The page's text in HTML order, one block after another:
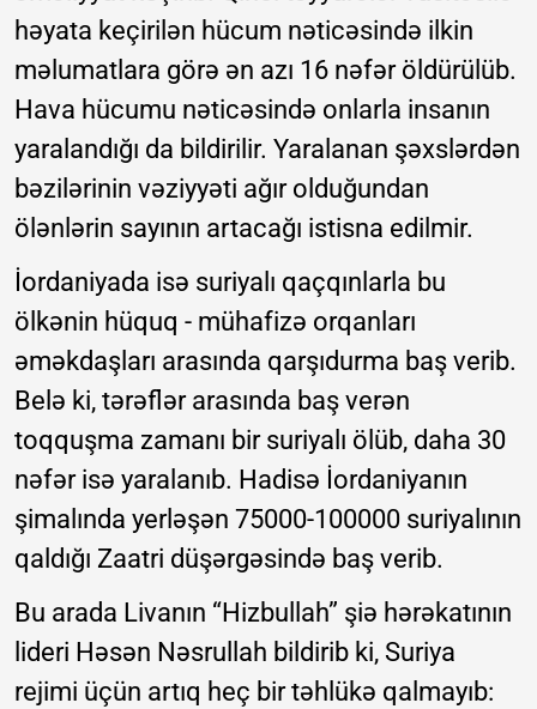
həyata keçirilən hücum nəticəsində ilkin
məlumatlara görə ən azı 16 nəfər öldürülüb.
Hava hücumu nəticəsində onlarla insanın
yaralandığı da bildirilir. Yaralanan şəxslərdən
bəzilərinin vəziyyəti ağır olduğundan
ölənlərin sayının artacağı istisna edilmir.
İordaniyada isə suriyalı qaçqınlarla bu
ölkənin hüquq - mühafizə orqanları
əməkdaşları arasında qarşıdurma baş verib.
Belə ki, tərəflər arasında baş verən
toqquşma zamanı bir suriyalı ölüb, daha 30
nəfər isə yaralanıb. Hadisə İordaniyanın
şimalında yerləşən 75000-100000 suriyalının
qaldığı Zaatri düşərgəsində baş verib.
Bu arada Livanın “Hizbullah” şiə hərəkatının
lideri Həsən Nəsrullah bildirib ki, Suriya
rejimi üçün artıq heç bir təhlükə qalmayıb: